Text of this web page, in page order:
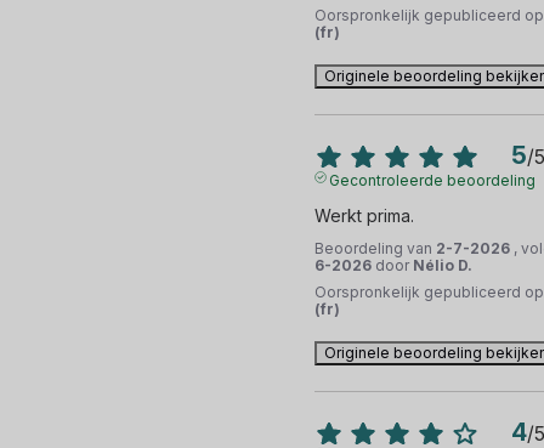
Oorspronkelijk gepubliceerd
(fr)
Originele beoordeling
5/5
Gecontroleerde beoordeling
Werkt prima.
Beoordeling van 2-7-2026 ,
6-2026 door Nélio D.
Oorspronkelijk gepubliceerd
(fr)
Originele beoordeling
4/5